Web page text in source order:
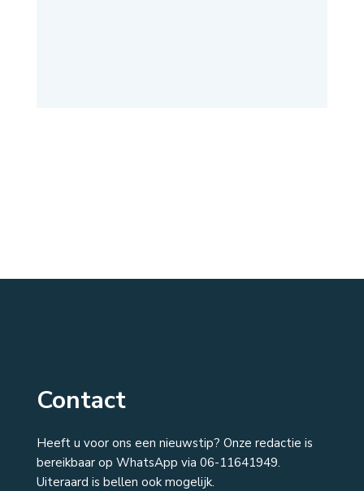
Contact
Heeft u voor ons een nieuwstip? Onze redactie is
bereikbaar op WhatsApp via 06-11641949.
Uiteraard is bellen ook mogelijk.